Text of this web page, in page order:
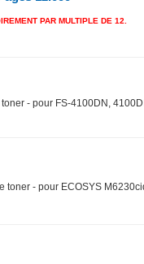
PAR MULTIPLE DE 12.
- pour FS-4100DN,
toner - pour ECOSYS